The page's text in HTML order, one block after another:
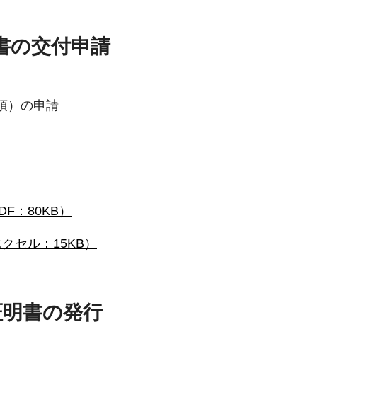
の交付申請
）の申請
：80KB）
セル：15KB）
書の発行